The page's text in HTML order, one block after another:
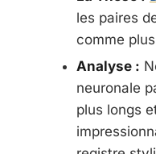
les paires
comme
Analyse :
neuronale
plus longs